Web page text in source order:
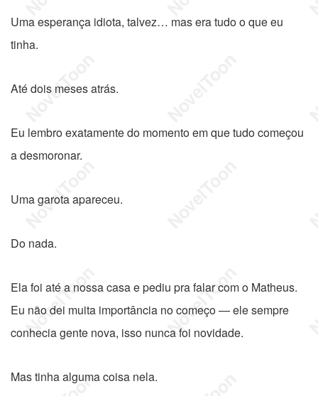
Uma esperança idiota, talvez… mas era tudo o que eu
tinha.
Até dois meses atrás.
Eu lembro exatamente do momento em que tudo começou
a desmoronar.
Uma garota apareceu.
Do nada.
Ela foi até a nossa casa e pediu pra falar com o Matheus.
Eu não dei muita importância no começo — ele sempre
conhecia gente nova, isso nunca foi novidade.
Mas tinha alguma coisa nela.